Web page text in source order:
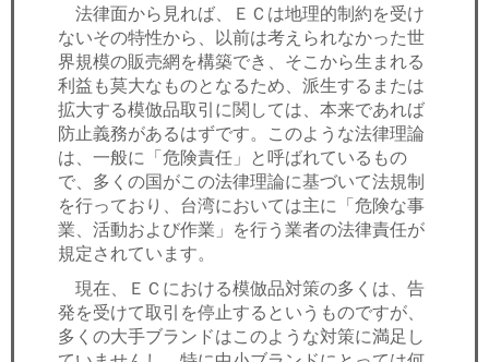
法律面から見れば、ＥＣは地理的制約を受け
ないその特性から、以前は考えられなかった世
界規模の販売網を構築でき、そこから生まれる
利益も莫大なものとなるため、派生するまたは
拡大する模倣品取引に関しては、本来であれば
防止義務があるはずです。このような法律理論
は、一般に「危険責任」と呼ばれているもの
で、多くの国がこの法律理論に基づいて法規制
を行っており、台湾においては主に「危険な事
業、活動および作業」を行う業者の法律責任が
規定されています。
現在、ＥＣにおける模倣品対策の多くは、告
発を受けて取引を停止するというものですが、
多くの大手ブランドはこのような対策に満足し